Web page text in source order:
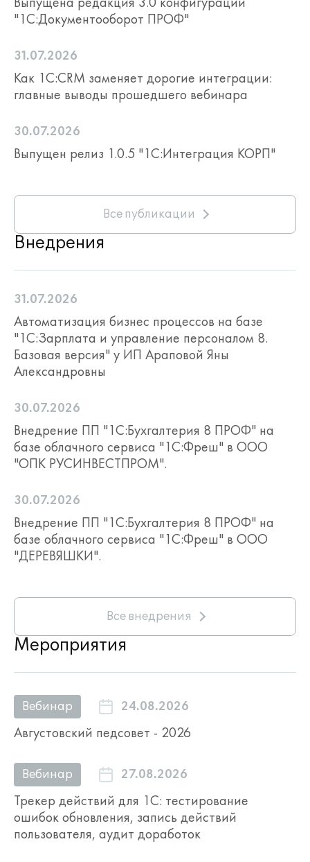
"1С:Документооборот ПРОФ"
31.07.2026
Как 1С:CRM заменяет дорогие интеграции:
главные выводы прошедшего вебинара
30.07.2026
Выпущен релиз 1.0.5 "1С:Интеграция КОРП"
Все публикации
Внедрения
31.07.2026
Автоматизация бизнес процессов на базе
"1С:Зарплата и управление персоналом 8.
Базовая версия" у ИП Араповой Яны
Александровны
30.07.2026
Внедрение ПП "1С:Бухгалтерия 8 ПРОФ" на
базе облачного сервиса "1С:Фреш" в ООО
"ОПК РУСИНВЕСТПРОМ".
30.07.2026
Внедрение ПП "1С:Бухгалтерия 8 ПРОФ" на
базе облачного сервиса "1С:Фреш" в ООО
"ДЕРЕВЯШКИ".
Все внедрения
Мероприятия
Вебинар 24.08.2026
Августовский педсовет - 2026
Вебинар 27.08.2026
Трекер действий для 1С: тестирование
ошибок обновления, запись действий
пользователя, аудит доработок